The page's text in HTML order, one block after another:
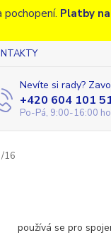
pochopení. Platby
Nevíte si rady?
+420 604 101
Po-Pá, 9:00-16:00
16
používá se pro